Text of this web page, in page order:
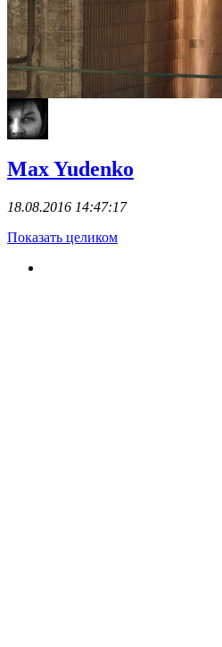
Max Yudenko
18.08.2016 14:47:17
Показать целиком